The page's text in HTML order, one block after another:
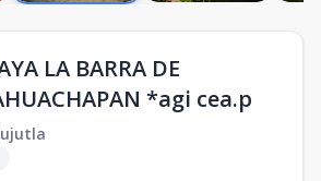
LA BARRA DE
*agi cea.p